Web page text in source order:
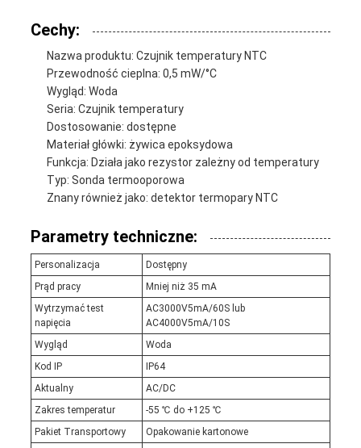
Cechy:
Nazwa produktu: Czujnik temperatury NTC
Przewodność cieplna: 0,5 mW/°C
Wygląd: Woda
Seria: Czujnik temperatury
Dostosowanie: dostępne
Materiał główki: żywica epoksydowa
Funkcja: Działa jako rezystor zależny od temperatury
Typ: Sonda termooporowa
Znany również jako: detektor termopary NTC
Parametry techniczne:
Personalizacja
Dostępny
Prąd pracy
Mniej niż 35 mA
Wytrzymać test
napięcia
AC3000V5mA/60S lub
AC4000V5mA/10S
Wygląd
Woda
Kod IP
IP64
Aktualny
AC/DC
Zakres temperatur
-55 ℃ do +125 ℃
Pakiet Transportowy
Opakowanie kartonowe